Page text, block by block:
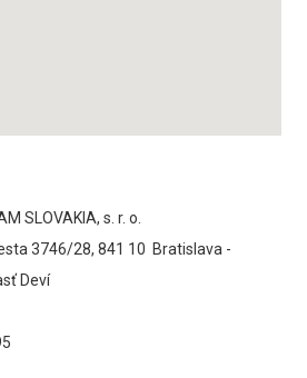
SLOVAKIA, s. r. o.
3746/28, 841 10 Bratislava -
Deví